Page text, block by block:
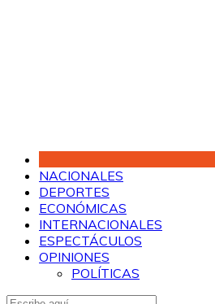
NACIONALES
DEPORTES
ECONÓMICAS
INTERNACIONALES
ESPECTÁCULOS
OPINIONES
POLÍTICAS